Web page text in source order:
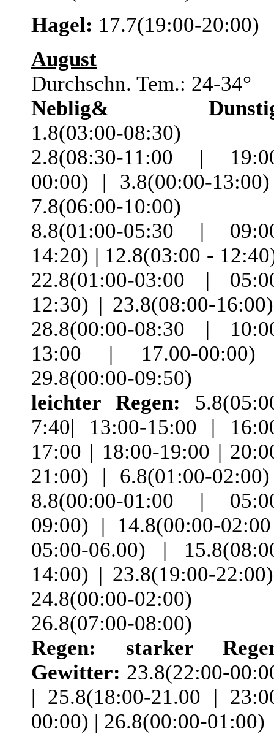
Hagel: 17.7(19:00-20:00)
August
Durchschn. Tem.: 24-34°
Neblig&
1.8(03:00-
2.8(08:30-11:00 |
00:00) | 3.8(00:00-
7.8(06:00-
8.8(01:00-05:30 |
14:20) | 12.8(03:00 -
22.8(01:00-03:00 |
12:30) | 23.8(08:00-
28.8(00:00-08:30 |
13:00 | 17.00-
29.8(00:00-09:50)
leichter Regen:
7:40| 13:00-15:00 |
17:00 | 18:00-19:00 |
21:00) | 6.8(01:00-
8.8(00:00-01:00 |
09:00) | 14.8(00:00-
05:00-06.00) |
14:00) | 23.8(19:00-
24.8(00:00-
26.8(07:00-08:00)
Regen:
starker
Gewitter: 23.8(22:00-
| 25.8(18:00-21.00 |
00:00) | 26.8(00:00-01:00)